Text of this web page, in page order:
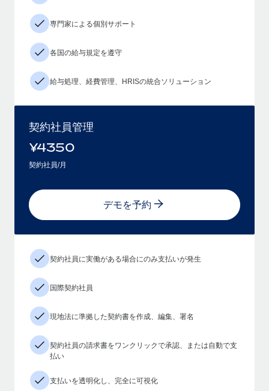
専門家による個別サポート
各国の給与規定を遵守
給与処理、経費管理、HRISの統合ソリューション
契約社員管理
¥4350
契約社員/月
デモを予約
契約社員に実働がある場合にのみ支払いが発生
国際契約社員
現地法に準拠した契約書を作成、編集、署名
契約社員の請求書をワンクリックで承認、または自動で支
払い
支払いを透明化し、完全に可視化